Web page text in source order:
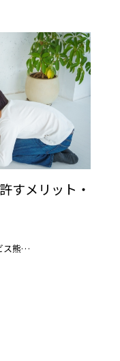
すメリット・
ス熊…